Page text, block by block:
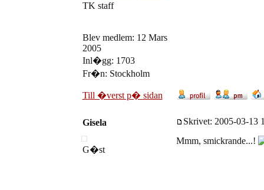
TK staff
Blev medlem: 12 Mars
2005
Inl�gg: 1703
Fr�n: Stockholm
Till �verst p� sidan
Gisela Skrivet: 2005-03-13
G�st
Mmm, smickrande...!